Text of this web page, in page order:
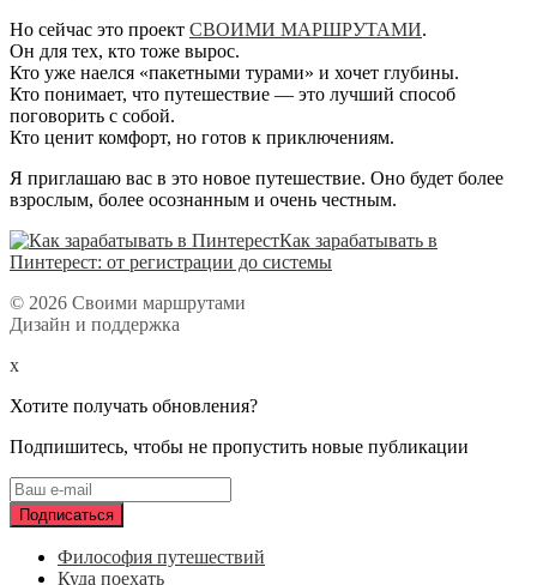
Но сейчас это проект СВОИМИ МАРШРУТАМИ.
Он для тех, кто тоже вырос.
Кто уже наелся «пакетными турами» и хочет глубины.
Кто понимает, что путешествие — это лучший способ
поговорить с собой.
Кто ценит комфорт, но готов к приключениям.
Я приглашаю вас в это новое путешествие. Оно будет более
взрослым, более осознанным и очень честным.
Как зарабатывать в
Пинтерест: от регистрации до системы
© 2026 Своими маршрутами
Дизайн и поддержка
x
Хотите получать обновления?
Подпишитесь, чтобы не пропустить новые публикации
Философия путешествий
Куда поехать